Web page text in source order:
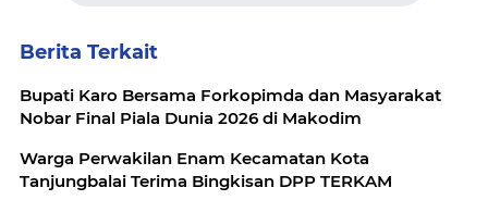
Berita Terkait
Bupati Karo Bersama Forkopimda dan Masyarakat
Nobar Final Piala Dunia 2026 di Makodim
Warga Perwakilan Enam Kecamatan Kota
Tanjungbalai Terima Bingkisan DPP TERKAM